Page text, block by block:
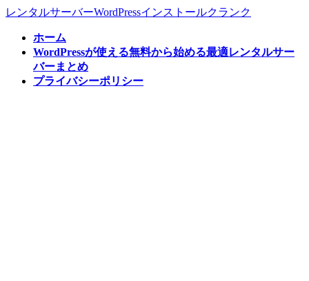
コ
ナ
レンタルサーバーWordPressインストールクランク
ホーム
WordPressが使える無料から始める最適レンタルサー
バーまとめ
プライバシーポリシー